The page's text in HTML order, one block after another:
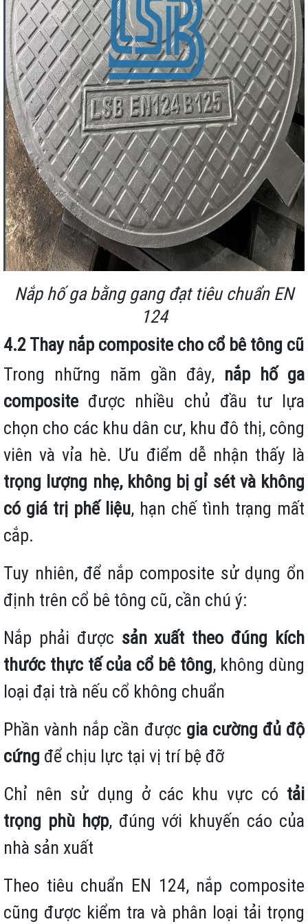
Nắp hố ga bằng gang đạt tiêu chuẩn EN
124
4.2 Thay nắp composite cho cổ bê tông cũ
Trong những năm gần đây, nắp hố ga
composite được nhiều chủ đầu tư lựa
chọn cho các khu dân cư, khu đô thị, công
viên và vỉa hè. Ưu điểm dễ nhận thấy là
trọng lượng nhẹ, không bị gỉ sét và không
có giá trị phế liệu, hạn chế tình trạng mất
cắp.
Tuy nhiên, để nắp composite sử dụng ổn
định trên cổ bê tông cũ, cần chú ý:
Nắp phải được sản xuất theo đúng kích
thước thực tế của cổ bê tông, không dùng
loại đại trà nếu cổ không chuẩn
Phần vành nắp cần được gia cường đủ độ
cứng để chịu lực tại vị trí bệ đỡ
Chỉ nên sử dụng ở các khu vực có tải
trọng phù hợp, đúng với khuyến cáo của
nhà sản xuất
Theo tiêu chuẩn EN 124, nắp composite
cũng được kiểm tra và phân loại tải trọng